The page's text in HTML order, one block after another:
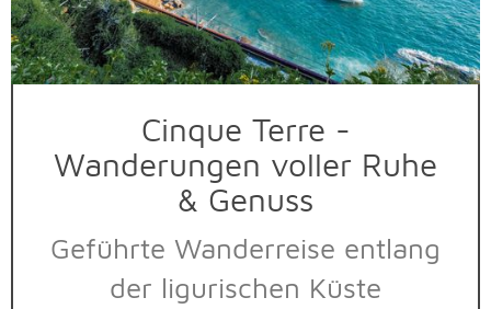
Cinque Terre -
Wanderungen voller Ruhe
& Genuss
Geführte Wanderreise entlang
der ligurischen Küste